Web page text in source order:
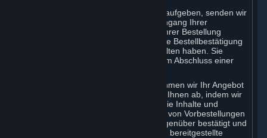
Wenn Sie eine Bestellung über Steam aufgeben, senden wir
Ihnen eine Nachricht, in der wir den Eingang Ihrer
Bestellung bestätigen und die Details Ihrer Bestellung
festhalten (die „Bestellbestätigung“). Die Bestellbestätigung
bestätigt, dass wir Ihre Bestellung erhalten haben. Sie
bestätigt nicht, dass wir Ihr Angebot zum Abschluss einer
Im Falle von Inhalten und Diensten nehmen wir Ihr Angebot
an und schließen die Vereinbarung mit Ihnen ab, indem wir
die Transaktion bestätigen und Ihnen die Inhalte und
Dienste zur Verfügung stellen. Im Falle von Vorbestellungen
wird lediglich die Transaktion Ihnen gegenüber bestätigt und
der Zahlungsbetrag über die von Ihnen bereitgestellte